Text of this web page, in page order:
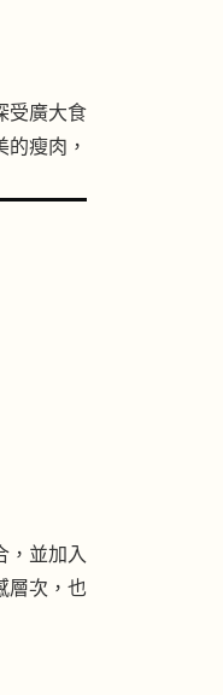
受廣大食
瘦肉，
，並加入
層次，也